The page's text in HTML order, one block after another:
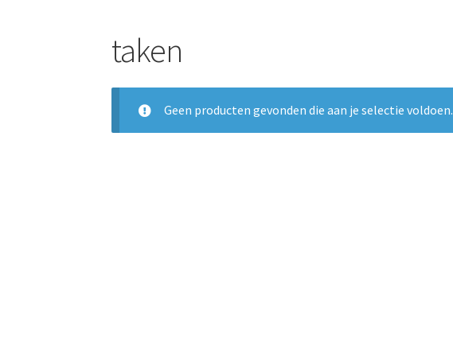
taken
Geen producten gevonden die aan je selectie voldoen.